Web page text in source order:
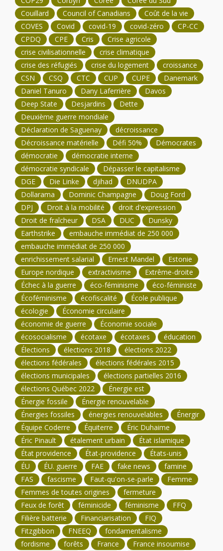
Couillard
Council of Canadians
Coût de la vie
COVES
Covid covid-19 covid-zéro
CP-CC
CPDQ
CPE Cris
Crise agricole
crise civilisationnelle
crise climatique
crise des réfugiés
crise du logement
croissance
CSN
CSQ CTC CUP CUPE
Danemark
Daniel Tanuro
Dany Laferrière
Davos
Deep State
Desjardins
Dette
Deuxième guerre mondiale
Déclaration de Saguenay
décroissance
Décroissance matérielle
Défi 50%
Démocrates
démocratie
démocratie interne
démocratie syndicale
Dépasser le capitalisme
DGE
Die Linke djihad
DNUDPA
Dollarama
Dominic Champagne
Doug Ford
DPJ
Droit à la mobilité
droit d'expression
Droit de fraîcheur
DSA DUC
Dunsky
Earthstrike
embauche immédiat de 250 000
embauche immédiat de 250 000
enrichissement salarial
Ernest Mandel
Estonie
Europe nordique
extractivisme
Extrême-droite
Échec à la guerre
éco-féminisme
éco-féministe
Écoféminisme
écofiscalité
École publique
écologie
Économie circulaire
économie de guerre
Économie sociale
écosocialisme
écotaxe écotaxes
éducation
Élections
élections 2018
élections 2022
élections fédérales
élections fédérales 2015
élections municipales
élections partielles 2016
élections Québec 2022
Énergie est
Énergie fossile
Énergie renouvelable
Énergies fossiles
énergies renouvelables
Énergir
Équipe Coderre
Équiterre
Éric Duhaime
Éric Pinault
étalement urbain
État islamique
État providence
État-providence
États-unis
ÉU
ÉU. guerre FAE fake news
famine
FAS
fascisme Faut-qu'on-se-parle
Femme
Femmes de toutes origines
fermeture
Feux de forêt
féminicide féminisme
FFQ
Filière batterie
Financiarisation
FIQ
Fitzgibbon
FNEEQ
fondamentalisme
fordisme
forêts France
France insoumise